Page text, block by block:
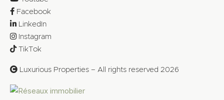
Facebook
LinkedIn
Instagram
TikTok
Luxurious Properties – All rights reserved 2026